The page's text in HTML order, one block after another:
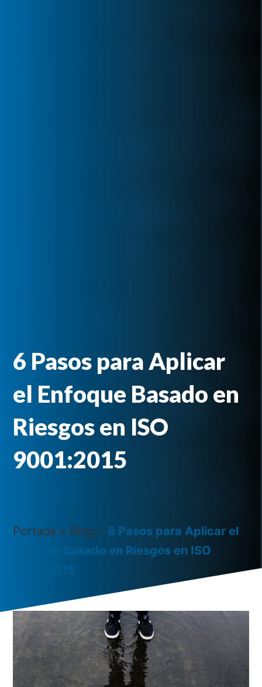
6 Pasos para Aplicar
el Enfoque Basado en
Riesgos en ISO
9001:2015
Portada » Blog » 6 Pasos para Aplicar el
Enfoque Basado en Riesgos en ISO